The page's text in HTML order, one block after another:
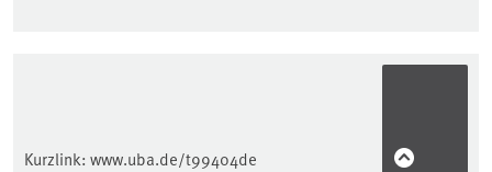
Kurzlink: www.uba.de/t99404de